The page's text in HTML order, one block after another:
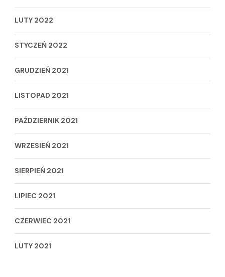
LUTY 2022
STYCZEŃ 2022
GRUDZIEŃ 2021
LISTOPAD 2021
PAŹDZIERNIK 2021
WRZESIEŃ 2021
SIERPIEŃ 2021
LIPIEC 2021
CZERWIEC 2021
LUTY 2021